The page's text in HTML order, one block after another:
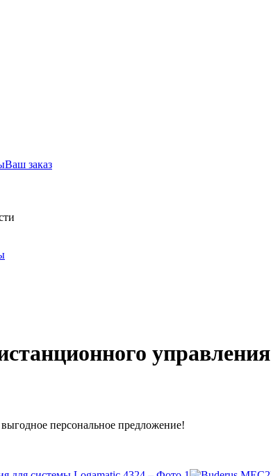
Ваш заказ
персональное предложение!